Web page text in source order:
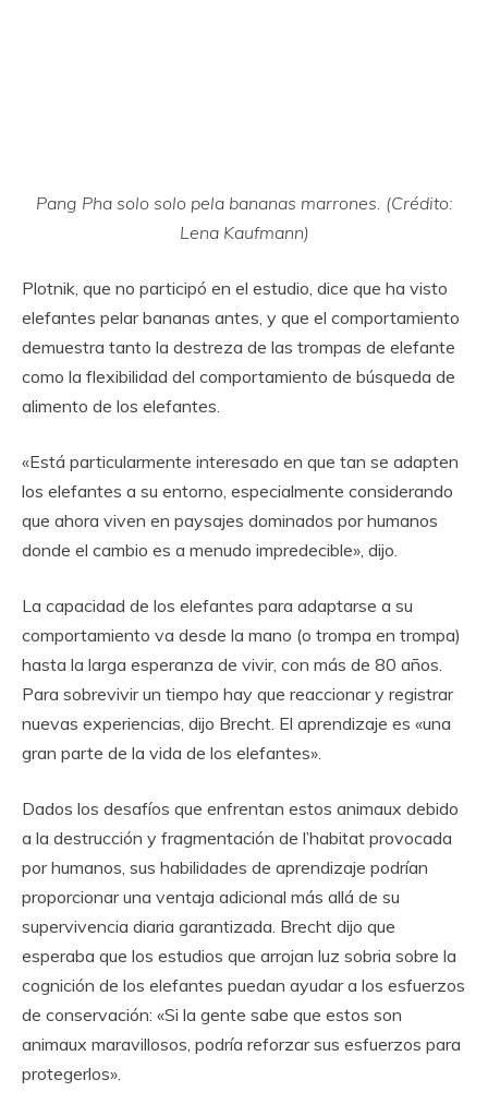
Pang Pha solo solo pela bananas marrones. (Crédito:
Lena Kaufmann)
Plotnik, que no participó en el estudio, dice que ha visto
elefantes pelar bananas antes, y que el comportamiento
demuestra tanto la destreza de las trompas de elefante
como la flexibilidad del comportamiento de búsqueda de
alimento de los elefantes.
«Está particularmente interesado en que tan se adapten
los elefantes a su entorno, especialmente considerando
que ahora viven en paysajes dominados por humanos
donde el cambio es a menudo impredecible», dijo.
La capacidad de los elefantes para adaptarse a su
comportamiento va desde la mano (o trompa en trompa)
hasta la larga esperanza de vivir, con más de 80 años.
Para sobrevivir un tiempo hay que reaccionar y registrar
nuevas experiencias, dijo Brecht. El aprendizaje es «una
gran parte de la vida de los elefantes».
Dados los desafíos que enfrentan estos animaux debido
a la destrucción y fragmentación de l’habitat provocada
por humanos, sus habilidades de aprendizaje podrían
proporcionar una ventaja adicional más allá de su
supervivencia diaria garantizada. Brecht dijo que
esperaba que los estudios que arrojan luz sobria sobre la
cognición de los elefantes puedan ayudar a los esfuerzos
de conservación: «Si la gente sabe que estos son
animaux maravillosos, podría reforzar sus esfuerzos para
protegerlos».